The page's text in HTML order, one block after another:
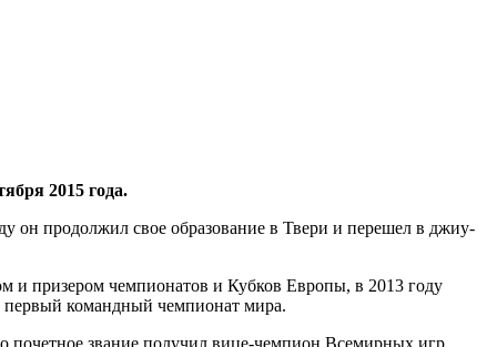
2015 года.
он продолжил свое образование в Твери и перешел в джиу-
и призером чемпионатов и Кубков Европы, в 2013 году
первый командный чемпионат мира.